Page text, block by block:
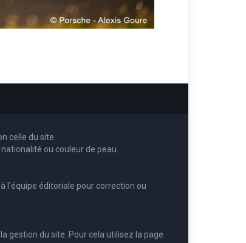
celle du site.
ou couleur de peau.
l'équipe éditoriale pour correction ou
gestion du site. Pour cela utilisez la page